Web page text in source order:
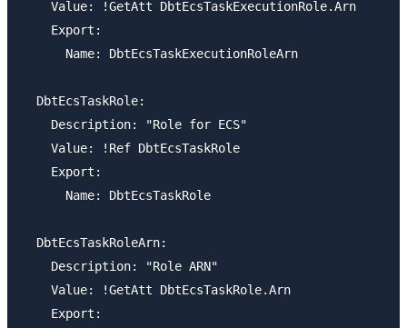
    Value: !GetAtt DbtEcsTaskExecutionRole.Arn
    Export:
      Name: DbtEcsTaskExecutionRoleArn
  DbtEcsTaskRole:
    Description: "Role for ECS"
    Value: !Ref DbtEcsTaskRole
    Export:
      Name: DbtEcsTaskRole
  DbtEcsTaskRoleArn:
    Description: "Role ARN"
    Value: !GetAtt DbtEcsTaskRole.Arn
    Export: